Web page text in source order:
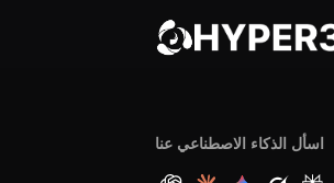
اسأل الذكاء الاصطناعي عنا